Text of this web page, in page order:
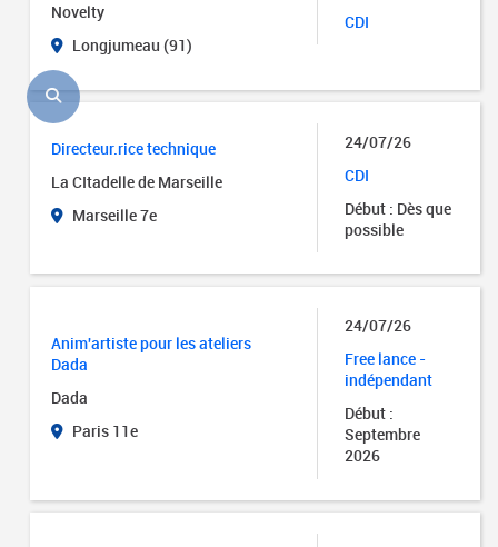
Novelty
Longjumeau (91)
CDI
Directeur.rice technique
La CItadelle de Marseille
Marseille 7e
24/07/26
CDI
Début : Dès que
possible
Anim'artiste pour les ateliers
Dada
Dada
Paris 11e
24/07/26
Free lance -
indépendant
Début :
Septembre
2026